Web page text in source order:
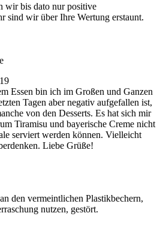
wir bis dato nur positive
sind wir über Ihre Wertung erstaunt.
Essen bin ich im Großen und Ganzen
Tagen aber negativ aufgefallen ist,
von den Desserts. Es hat sich mir
Tiramisu und bayerische Creme nicht
serviert werden können. Vielleicht
Liebe Grüße!
den vermeintlichen Plastikbechern,
nutzen, gestört.